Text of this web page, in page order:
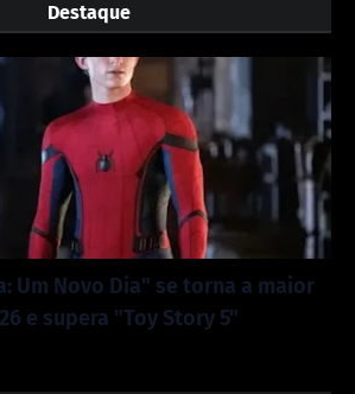
Destaque
Um Novo Dia" se torna a maior
e supera "Toy Story 5"